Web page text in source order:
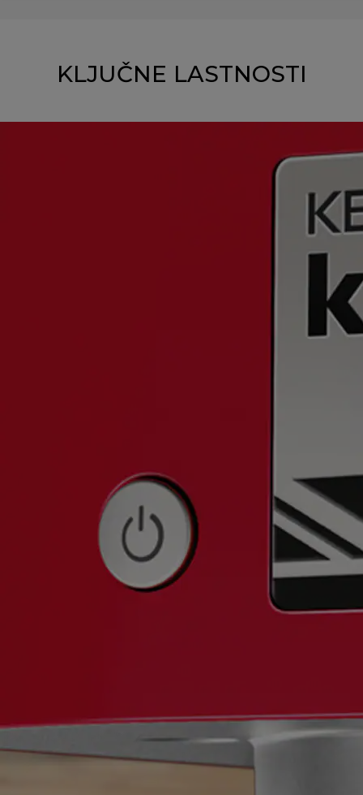
KLJUČNE LASTNOSTI